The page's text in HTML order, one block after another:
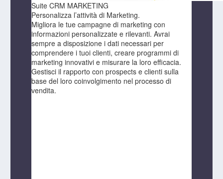
Suite CRM MARKETING
Personalizza l’attività di Marketing.
Migliora le tue campagne di marketing con
informazioni personalizzate e rilevanti. Avrai
sempre a disposizione i dati necessari per
comprendere i tuoi clienti, creare programmi di
marketing innovativi e misurare la loro efficacia.
Gestisci il rapporto con prospects e clienti sulla
base del loro coinvolgimento nel processo di
vendita.